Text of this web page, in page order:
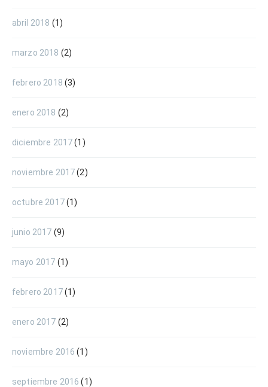
abril 2018 (1)
marzo 2018 (2)
febrero 2018 (3)
enero 2018 (2)
diciembre 2017(1)
noviembre 2017(2)
octubre 2017(1)
junio 2017 (9)
mayo 2017 (1)
febrero 2017(1)
enero 2017 (2)
noviembre 2016 (1)
septiembre 2016 (1)